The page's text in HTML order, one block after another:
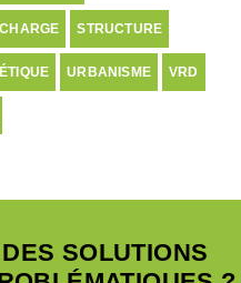
STRUCTURE
URBANISME VRD
SOLUTIONS